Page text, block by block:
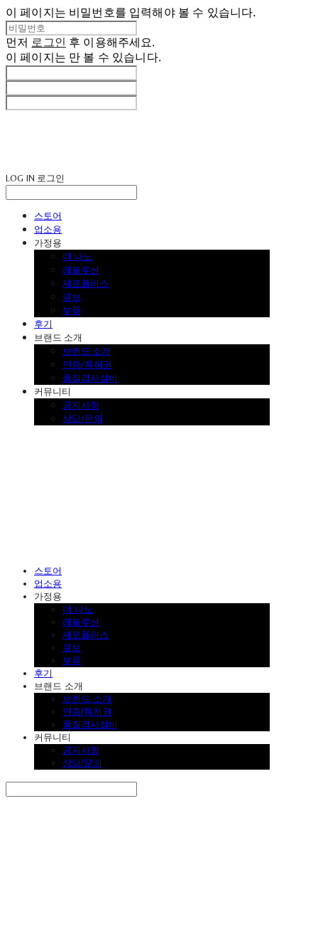
이 페이지는 비밀번호를 입력해야 볼 수 있습니다.
먼저 로그인 후 이용해주세요.
이 페이지는 만 볼 수 있습니다.
LOG IN 로그인
스토어
업소용
가정용
더 나노
레볼루션
제로플러스
큐브
부품
후기
브랜드 소개
브랜드 소개
인증/특허권
품질검사설비
커뮤니티
공지사항
상담/문의
스토어
업소용
가정용
더 나노
레볼루션
제로플러스
큐브
부품
후기
브랜드 소개
브랜드 소개
인증/특허권
품질검사설비
커뮤니티
공지사항
상담/문의